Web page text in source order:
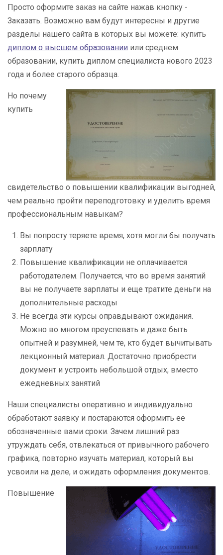
Просто оформите заказ на сайте нажав кнопку -
Заказать. Возможно вам будут интересны и другие
разделы нашего сайта в которых вы можете: купить
диплом о высшем образовании или среднем
образовании, купить диплом специалиста нового 2023
года и более старого образца.
Но почему
купить
свидетельство о повышении квалификации выгодней,
чем реально пройти переподготовку и уделить время
профессиональным навыкам?
Вы попросту теряете время, хотя могли бы получать
зарплату
Повышение квалификации не оплачивается
работодателем. Получается, что во время занятий
вы не получаете зарплаты и еще тратите деньги на
дополнительные расходы
Не всегда эти курсы оправдывают ожидания.
Можно во многом преуспевать и даже быть
опытней и разумней, чем те, кто будет вычитывать
лекционный материал. Достаточно приобрести
документ и устроить небольшой отдых, вместо
ежедневных занятий
Наши специалисты оперативно и индивидуально
обработают заявку и постараются оформить ее
обозначенные вами сроки. Зачем лишний раз
утруждать себя, отвлекаться от привычного рабочего
графика, повторно изучать материал, который вы
усвоили на деле, и ожидать оформления документов.
Повышение